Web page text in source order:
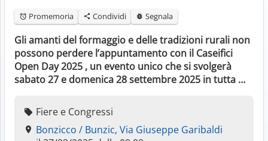
Promemoria Condividi Segnala
Gli amanti del formaggio e delle tradizioni rurali non
possono perdere l’appuntamento con il Caseifici
Open Day 2025 , un evento unico che si svolgerà
sabato 27 e domenica 28 settembre 2025 in tutta …
Fiere e Congressi
Bonzicco / Bunzic, Via Giuseppe Garibaldi